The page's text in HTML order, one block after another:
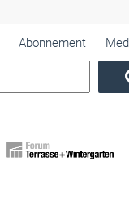
Abonnement